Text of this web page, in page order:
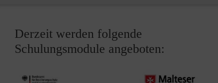
Derzeit werden folgende
Schulungsmodule angeboten: